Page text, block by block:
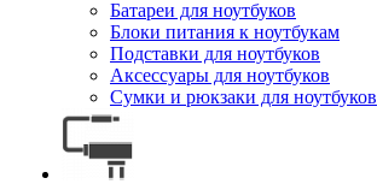
Батареи для ноутбуков
Блоки питания к ноутбукам
Подставки для ноутбуков
Аксессуары для ноутбуков
Сумки и рюкзаки для ноутбуков